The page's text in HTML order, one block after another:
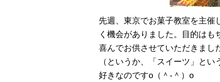
先週、東京でお菓子教室を主催
く機会がありました。目的は
喜んでお供させていただきまし
（というか、「スイーツ」と
好きなのですo（＾-＾）o